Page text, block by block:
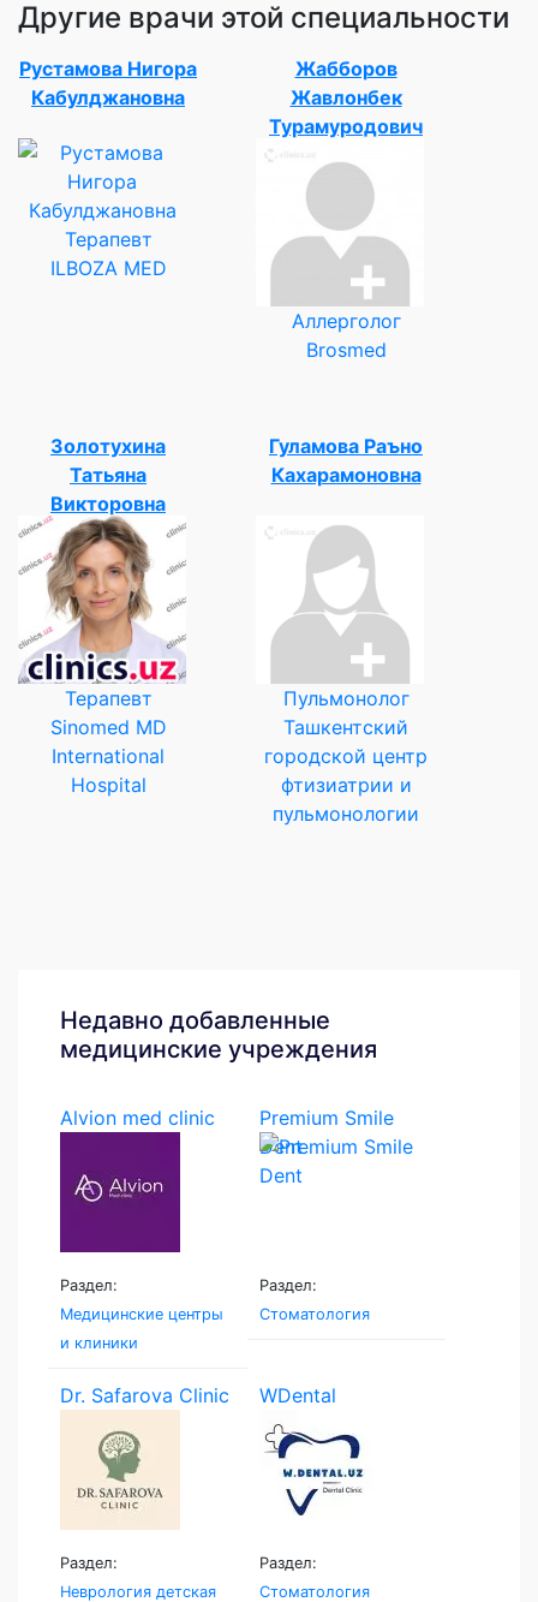
Другие врачи этой специальности
Рустамова Нигора
Кабулджановна
Терапевт
ILBOZA MED
Жабборов
Жавлонбек
Турамуродович
Аллерголог
Brosmed
Золотухина
Татьяна
Викторовна
Терапевт
Sinomed MD
International
Hospital
Гуламова Раъно
Кахарамоновна
Пульмонолог
Ташкентский
городской центр
фтизиатрии и
пульмонологии
Недавно добавленные
медицинские учреждения
Alvion med clinic
Раздел:
Медицинские центры
и клиники
Premium Smile
Dent
Раздел:
Стоматология
Dr. Safarova Clinic
Раздел:
Неврология детская
WDental
Раздел:
Стоматология